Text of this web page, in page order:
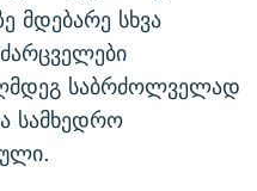
მდებარე სხვა
საბრძოლველად
სამხედრო